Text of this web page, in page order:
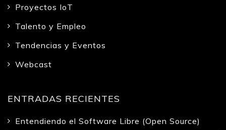
Proyectos IoT
Talento y Empleo
Tendencias y Eventos
Webcast
ENTRADAS RECIENTES
Entendiendo el Software Libre (Open Source)